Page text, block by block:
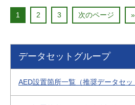
1 2 3 次のページ »
データセットグループ
AED設置箇所一覧（推奨データセッ